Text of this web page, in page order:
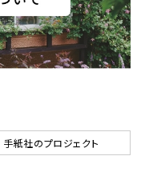
手紙社のプロジェクト